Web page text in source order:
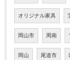
オリジナル家具
岡山市 周南
岡山 尾道市